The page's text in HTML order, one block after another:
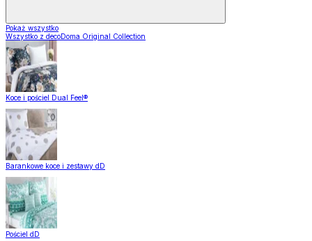
Pokaż wszystko
Wszystko z decoDoma Original Collection
Koce i pościel Dual Feel®
Barankowe koce i zestawy dD
Pościel dD